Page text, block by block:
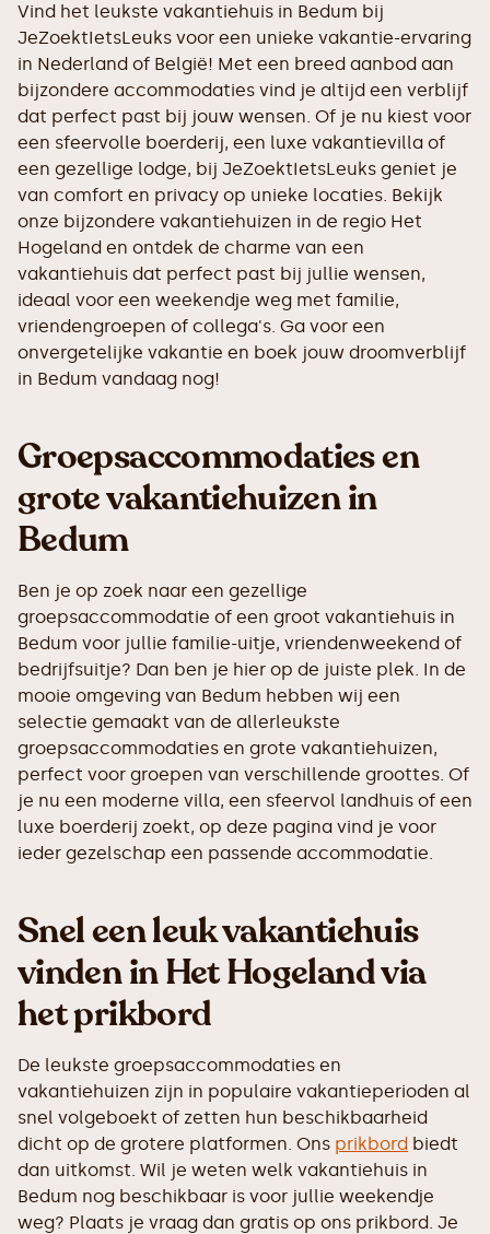
Vind het leukste vakantiehuis in Bedum bij
JeZoektIetsLeuks voor een unieke vakantie-ervaring
in Nederland of België! Met een breed aanbod aan
bijzondere accommodaties vind je altijd een verblijf
dat perfect past bij jouw wensen. Of je nu kiest voor
een sfeervolle boerderij, een luxe vakantievilla of
een gezellige lodge, bij JeZoektIetsLeuks geniet je
van comfort en privacy op unieke locaties. Bekijk
onze bijzondere vakantiehuizen in de regio Het
Hogeland en ontdek de charme van een
vakantiehuis dat perfect past bij jullie wensen,
ideaal voor een weekendje weg met familie,
vriendengroepen of collega's. Ga voor een
onvergetelijke vakantie en boek jouw droomverblijf
in Bedum vandaag nog!
Groepsaccommodaties en
grote vakantiehuizen in
Bedum
Ben je op zoek naar een gezellige
groepsaccommodatie of een groot vakantiehuis in
Bedum voor jullie familie-uitje, vriendenweekend of
bedrijfsuitje? Dan ben je hier op de juiste plek. In de
mooie omgeving van Bedum hebben wij een
selectie gemaakt van de allerleukste
groepsaccommodaties en grote vakantiehuizen,
perfect voor groepen van verschillende groottes. Of
je nu een moderne villa, een sfeervol landhuis of een
luxe boerderij zoekt, op deze pagina vind je voor
ieder gezelschap een passende accommodatie.
Snel een leuk vakantiehuis
vinden in Het Hogeland via
het prikbord
De leukste groepsaccommodaties en
vakantiehuizen zijn in populaire vakantieperioden al
snel volgeboekt of zetten hun beschikbaarheid
dicht op de grotere platformen. Ons prikbord biedt
dan uitkomst. Wil je weten welk vakantiehuis in
Bedum nog beschikbaar is voor jullie weekendje
weg? Plaats je vraag dan gratis op ons prikbord. Je